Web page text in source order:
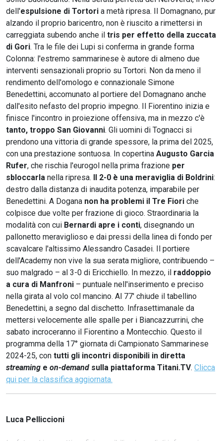
dell'espulsione di Tortori a metà ripresa. Il Domagnano, pur
alzando il proprio baricentro, non è riuscito a rimettersi in
carreggiata subendo anche il tris per effetto della zuccata
di Gori. Tra le file dei Lupi si conferma in grande forma
Colonna: l'estremo sammarinese è autore di almeno due
interventi sensazionali proprio su Tortori. Non da meno il
rendimento dell'omologo e connazionale Simone
Benedettini, accomunato al portiere del Domagnano anche
dall'esito nefasto del proprio impegno. Il Fiorentino inizia e
finisce l'incontro in proiezione offensiva, ma in mezzo c'è
tanto, troppo San Giovanni. Gli uomini di Tognacci si
prendono una vittoria di grande spessore, la prima del 2025,
con una prestazione sontuosa. In copertina Augusto Garcia
Rufer, che rischia l'eurogol nella prima frazione per
sbloccarla nella ripresa. Il 2-0 è una meraviglia di Boldrini:
destro dalla distanza di inaudita potenza, imparabile per
Benedettini. A Dogana non ha problemi il Tre Fiori che
colpisce due volte per frazione di gioco. Straordinaria la
modalità con cui Bernardi apre i conti, disegnando un
pallonetto meraviglioso e dai pressi della linea di fondo per
scavalcare l'altissimo Alessandro Casadei. Il portiere
dell'Academy non vive la sua serata migliore, contribuendo –
suo malgrado – al 3-0 di Ericchiello. In mezzo, il raddoppio
a cura di Manfroni – puntuale nell'inserimento e preciso
nella girata al volo col mancino. Al 77' chiude il tabellino
Benedettini, a segno dal dischetto. Infrasettimanale da
mettersi velocemente alle spalle per i Biancazzurrini, che
sabato incroceranno il Fiorentino a Montecchio. Questo il
programma della 17° giornata di Campionato Sammarinese
2024-25, con tutti gli incontri disponibili in diretta
streaming e on-demand sulla piattaforma Titani.TV. Clicca
qui per la classifica aggiornata.
Luca Pelliccioni